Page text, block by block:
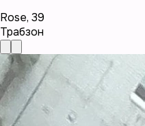
Rose, 39
Трабзон